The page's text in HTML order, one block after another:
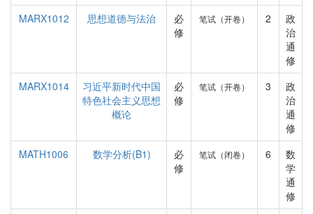
MARX1012
思想道德与法治
必
修
笔试（开卷） 2
政
治
通
修
MARX1014
习近平新时代中国
特色社会主义思想
概论
必
修
笔试（开卷） 3
政
治
通
修
MATH1006
数学分析(B1)
必
修
笔试（闭卷） 6
数
学
通
修